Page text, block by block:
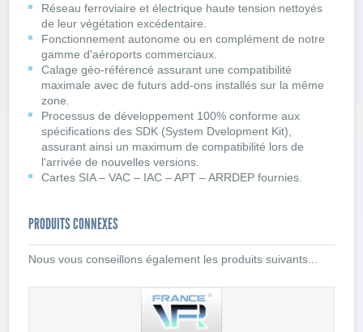
Réseau ferroviaire et électrique haute tension nettoyés
de leur végétation excédentaire.
Fonctionnement autonome ou en complément de notre
gamme d'aéroports commerciaux.
Calage géo-référencé assurant une compatibilité
maximale avec de futurs add-ons installés sur la même
zone.
Processus de développement 100% conforme aux
spécifications des SDK (System Dvelopment Kit),
assurant ainsi un maximum de compatibilité lors de
l'arrivée de nouvelles versions.
Cartes SIA – VAC – IAC – APT – ARRDEP fournies.
PRODUITS CONNEXES
Nous vous conseillons également les produits suivants...